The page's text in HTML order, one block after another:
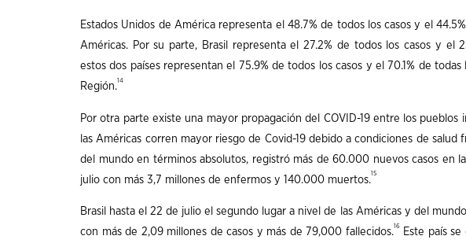
Estados Unidos de América representa el 48.7% de todos los casos y el
Américas. Por su parte, Brasil representa el 27.2% de todos los casos y el
estos dos países representan el 75.9% de todos los casos y el 70.1% de
Región.
14
Por otra parte existe una mayor propagación del COVID-19 entre los pueblos
las Américas corren mayor riesgo de Covid-19 debido a condiciones de salud
del mundo en términos absolutos, registró más de 60.000 nuevos casos en
julio con más 3,7 millones de enfermos y 140.000 muertos.
15
Brasil hasta el 22 de julio el segundo lugar a nivel de las Américas y del
con más de 2,09 millones de casos y más de 79,000 fallecidos.
16
Este país